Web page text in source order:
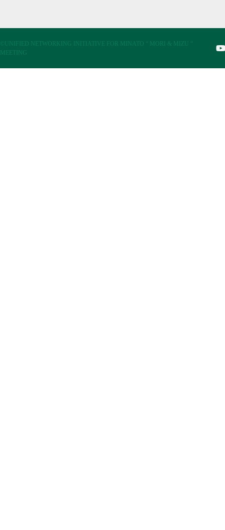
©UNIFIED NETWORKING INITIATIVE FOR MINATO “ MORI & MIZU “
MEETING